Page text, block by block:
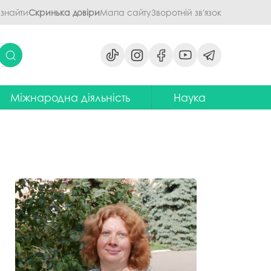
Скринька довіриМапа сайтуЗворотній зв'язок
процесу
діяльність
Міжнародна діяльність
іноземних мов
Стратегія інтернаціоналізації
ПДАУ до 2030 року
Паралельний європейський
диплом. Навчання в Польші
Проєкт програми Еразмус+,
Наука
ЦККНО
Стартап-школа «ПроБізнес»
Інформаційно-
консультаційний центр
міжнародного методичного
забезпечення